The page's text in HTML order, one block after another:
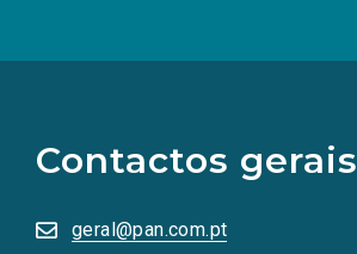
Contactos gerais
geral@pan.com.pt
redes
sociais
numa
nova